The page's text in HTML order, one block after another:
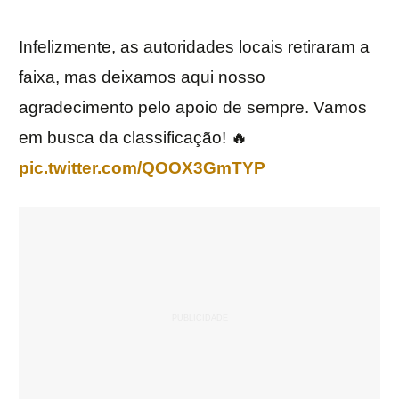
Infelizmente, as autoridades locais retiraram a
faixa, mas deixamos aqui nosso
agradecimento pelo apoio de sempre. Vamos
em busca da classificação! 🔥
pic.twitter.com/QOOX3GmTYP